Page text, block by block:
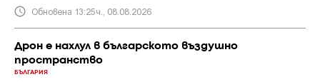
Обновена 13:25ч., 08.08.2026
Дрон е нахлул в българското въздушно
пространство
БЪЛГАРИЯ